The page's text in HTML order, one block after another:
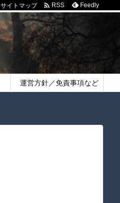
運営方針／免責事項など
サイトマップ  RSS Feedly